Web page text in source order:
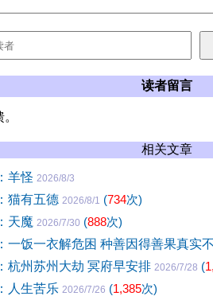
读者留言
相关文章
羊怪 2026/8/3
猫有五德 2026/8/1 (734次)
天魔 2026/7/30 (888次)
一饭一衣解危困 种善因得善果真实
杭州苏州大劫 冥府早安排 2026/7/28 (
人生苦乐 2026/7/26 (1,385次)